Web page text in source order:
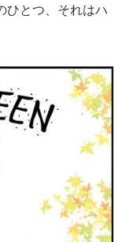
ひとつ、それはハ